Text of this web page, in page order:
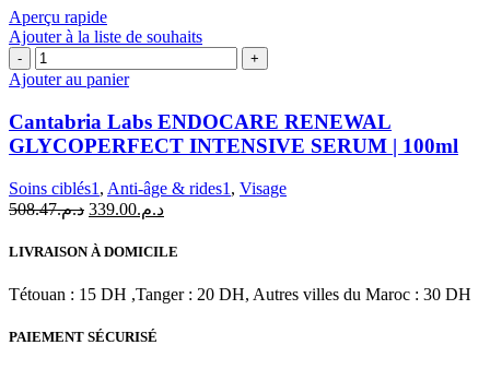
Aperçu rapide
Ajouter à la liste de souhaits
quantité
de
Cantabria
Labs
ENDOCARE
RENEWAL
INTENSIVE
SERUM
100ml
Ajouter au panier
Cantabria Labs ENDOCARE RENEWAL
GLYCOPERFECT INTENSIVE SERUM | 100ml
Soins ciblés1 , Anti-âge & rides1 , Visage
د.م.508.47
Le
initial
د.م.339.00
Le
actuel
د.م.339.00.
LIVRAISON À DOMICILE
Tétouan : 15 DH ,Tanger : 20 DH, Autres villes du Maroc : 30 DH
PAIEMENT SÉCURISÉ